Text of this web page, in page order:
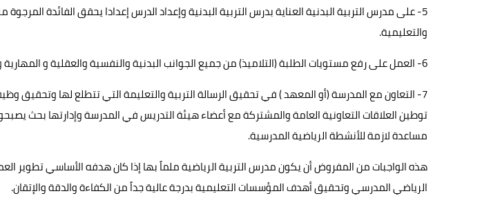
5- على مدرس التربية البدنية العناية بدرس التربية البدنية وإعداد الدرس إعدادا يحقق الفائدة
والتعليمية.
6- العمل على رفع مستويات الطلبة (التلاميذ) من جميع الجوانب البدنية والنفسية والعقلية و المهارية والاجتماعية.
7- التعاون مع المدرسة (أو المعهد ) في تحقيق الرسالة التربية والتعليمة التي تتطلع لها وتحقيق
توطين العلاقات التعاونية العامة والمشتركة مع أعضاء هيئة التدريس في المدرسة وإدارتها بحث
مساعدة لازمة للأنشطة الرياضية المدرسية.
هذه الواجبات من المفروض أن يكون مدرس التربية الرياضية ملماً بها إذا كان هدفه الأساسي تطوير
الرياضي المدرسي وتحقيق أهدف المؤسسات التعليمية بدرجة عالية جداً من الكفاءة والدقة والإتقان.